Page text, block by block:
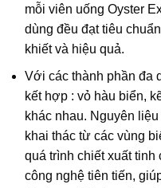
mỗi viên uống Oyster
dùng đều đạt tiêu
khiết và hiệu quả.
Với các thành phần đa
kết hợp : vỏ hàu biển,
khác nhau. Nguyên
khai thác từ các vùng
quá trình chiết xuất
công nghệ tiên tiến,